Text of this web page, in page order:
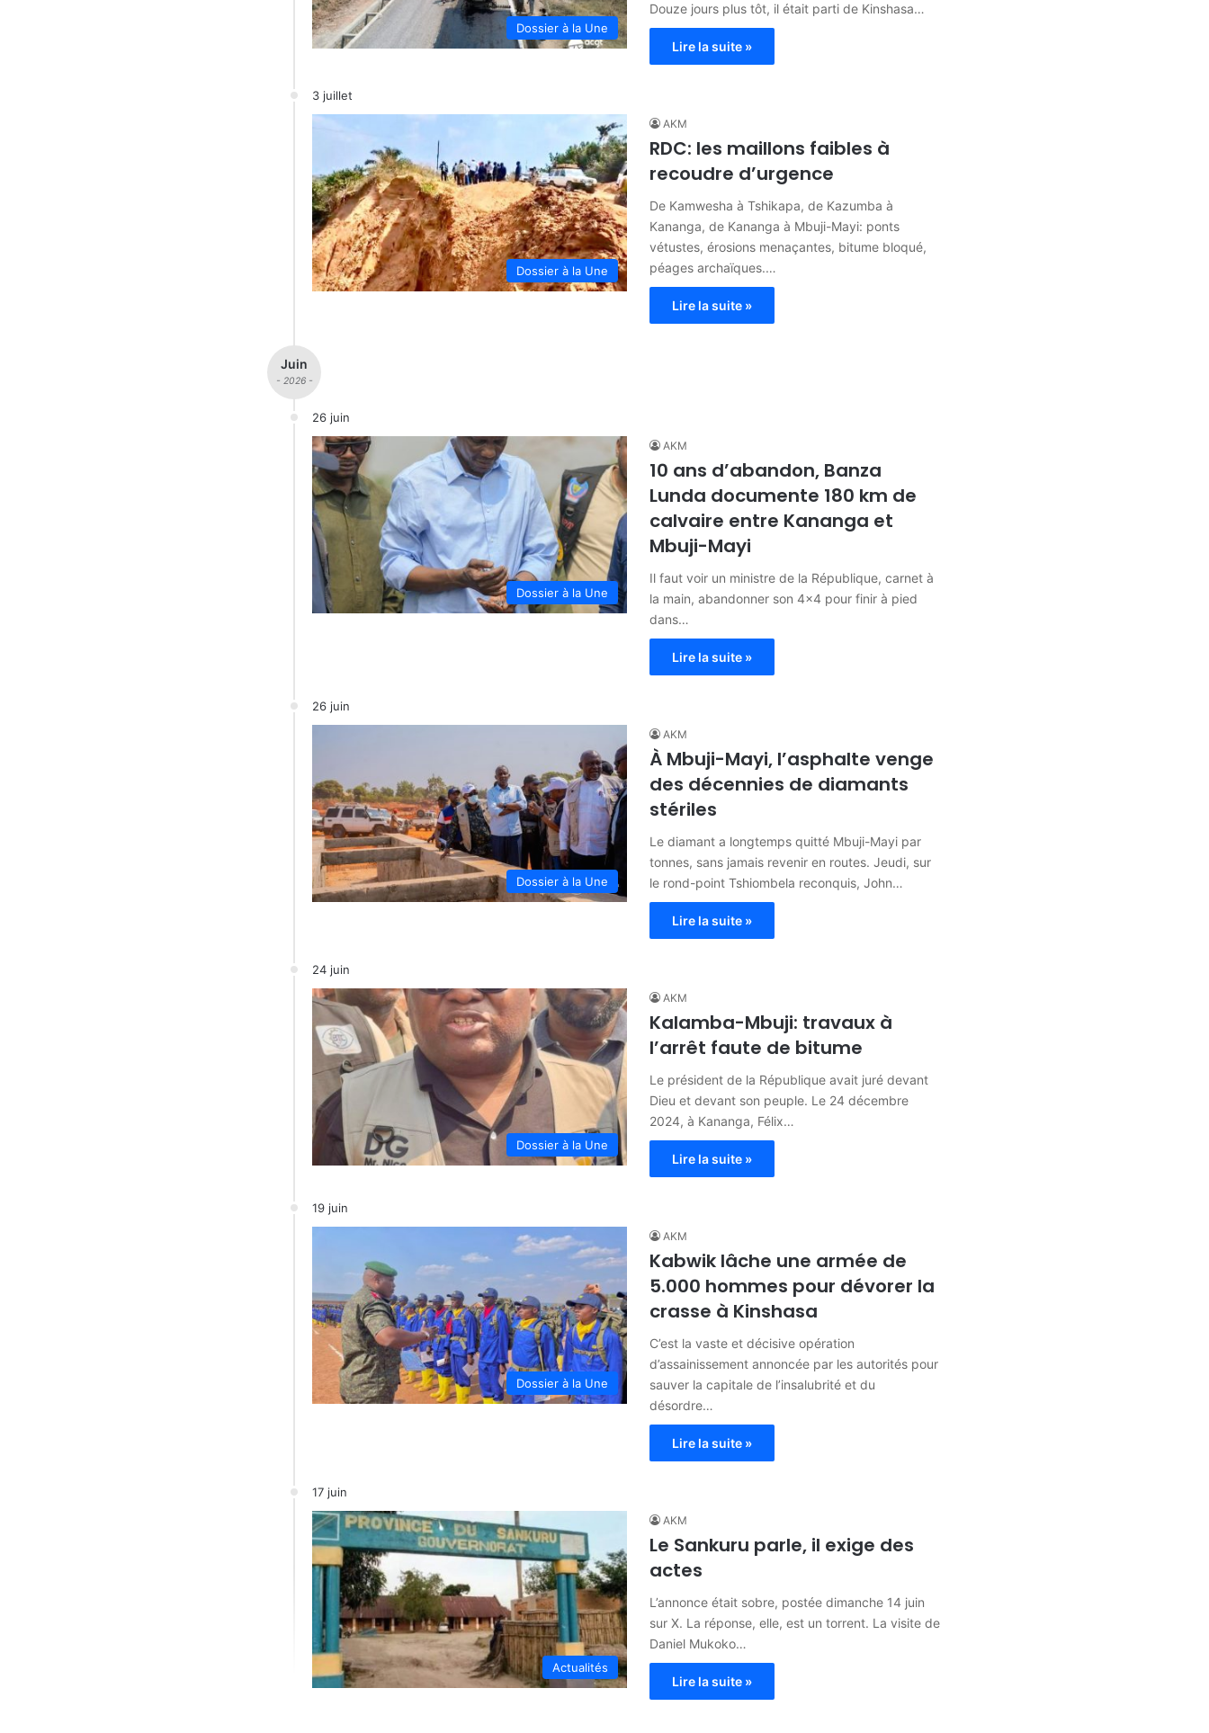
Dossier à la Une
Douze jours plus tôt, il était parti de Kinshasa…
Lire la suite »
3 juillet
Dossier à la Une
AKM
RDC: les maillons faibles à
recoudre d’urgence
De Kamwesha à Tshikapa, de Kazumba à
Kananga, de Kananga à Mbuji-Mayi: ponts
vétustes, érosions menaçantes, bitume bloqué,
péages archaïques.…
Lire la suite »
Juin
- 2026 -
26 juin
Dossier à la Une
AKM
10 ans d’abandon, Banza
Lunda documente 180 km de
calvaire entre Kananga et
Mbuji-Mayi
Il faut voir un ministre de la République, carnet à
la main, abandonner son 4×4 pour finir à pied
dans…
Lire la suite »
26 juin
Dossier à la Une
AKM
À Mbuji-Mayi, l’asphalte venge
des décennies de diamants
stériles
Le diamant a longtemps quitté Mbuji-Mayi par
tonnes, sans jamais revenir en routes. Jeudi, sur
le rond-point Tshiombela reconquis, John…
Lire la suite »
24 juin
Dossier à la Une
AKM
Kalamba-Mbuji: travaux à
l’arrêt faute de bitume
Le président de la République avait juré devant
Dieu et devant son peuple. Le 24 décembre
2024, à Kananga, Félix…
Lire la suite »
19 juin
Dossier à la Une
AKM
Kabwik lâche une armée de
5.000 hommes pour dévorer la
crasse à Kinshasa
C’est la vaste et décisive opération
d’assainissement annoncée par les autorités pour
sauver la capitale de l’insalubrité et du
désordre…
Lire la suite »
17 juin
Actualités
AKM
Le Sankuru parle, il exige des
actes
L’annonce était sobre, postée dimanche 14 juin
sur X. La réponse, elle, est un torrent. La visite de
Daniel Mukoko…
Lire la suite »